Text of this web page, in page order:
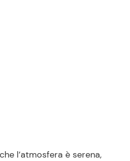
l’atmosfera è serena,